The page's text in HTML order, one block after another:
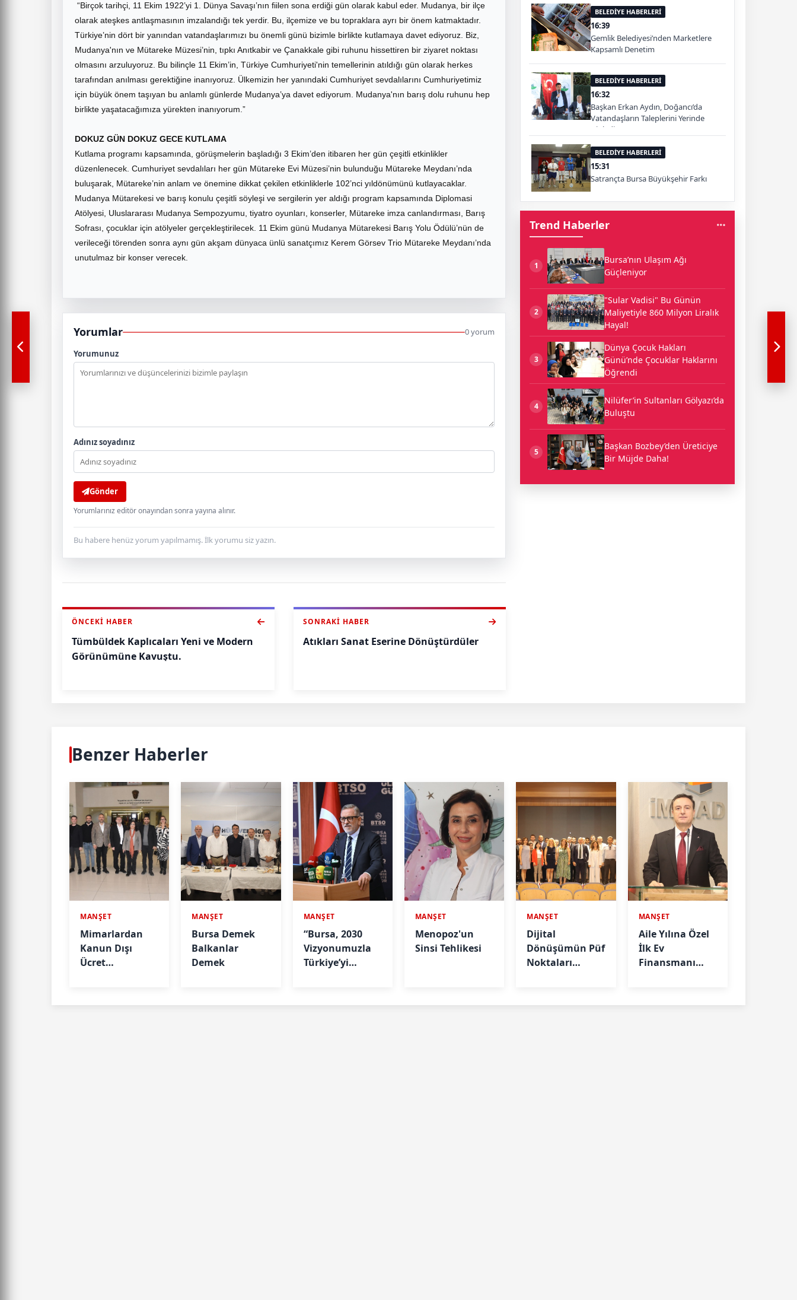
“Birçok tarihçi, 11 Ekim 1922’yi 1. Dünya Savaşı’nın fiilen sona erdiği gün olarak kabul eder. Mudanya, bir ilçe
olarak ateşkes antlaşmasının imzalandığı tek yerdir. Bu, ilçemize ve bu topraklara ayrı bir önem katmaktadır.
Türkiye’nin dört bir yanından vatandaşlarımızı bu önemli günü bizimle birlikte kutlamaya davet ediyoruz. Biz,
Mudanya'nın ve Mütareke Müzesi’nin, tıpkı Anıtkabir ve Çanakkale gibi ruhunu hissettiren bir ziyaret noktası
olmasını arzuluyoruz. Bu bilinçle 11 Ekim’in, Türkiye Cumhuriyeti'nin temellerinin atıldığı gün olarak herkes
tarafından anılması gerektiğine inanıyoruz. Ülkemizin her yanındaki Cumhuriyet sevdalılarını Cumhuriyetimiz
için büyük önem taşıyan bu anlamlı günlerde Mudanya’ya davet ediyorum. Mudanya'nın barış dolu ruhunu hep
birlikte yaşatacağımıza yürekten inanıyorum.”
DOKUZ GÜN DOKUZ GECE KUTLAMA
Kutlama programı kapsamında, görüşmelerin başladığı 3 Ekim’den itibaren her gün çeşitli etkinlikler
düzenlenecek. Cumhuriyet sevdalıları her gün Mütareke Evi Müzesi’nin bulunduğu Mütareke Meydanı’nda
buluşarak, Mütareke’nin anlam ve önemine dikkat çekilen etkinliklerle 102’nci yıldönümünü kutlayacaklar.
Mudanya Mütarekesi ve barış konulu çeşitli söyleşi ve sergilerin yer aldığı program kapsamında Diplomasi
Atölyesi, Uluslararası Mudanya Sempozyumu, tiyatro oyunları, konserler, Mütareke imza canlandırması, Barış
Sofrası, çocuklar için atölyeler gerçekleştirilecek. 11 Ekim günü Mudanya Mütarekesi Barış Yolu Ödülü’nün de
verileceği törenden sonra aynı gün akşam dünyaca ünlü sanatçımız Kerem Görsev Trio Mütareke Meydanı’nda
unutulmaz bir konser verecek.
Yorumlar 0 yorum
Yorumunuz
Adınız soyadınız
Gönder
Yorumlarınız editör onayından sonra yayına alınır.
Bu habere henüz yorum yapılmamış. İlk yorumu siz yazın.
ÖNCEKI HABER
Tümbüldek Kaplıcaları Yeni ve Modern
Görünümüne Kavuştu.
SONRAKI HABER
Atıkları Sanat Eserine Dönüştürdüler
BELEDİYE HABERLERİ
16:39
Gemlik Belediyesi’nden Marketlere
Kapsamlı Denetim
BELEDİYE HABERLERİ
16:32
Başkan Erkan Aydın, Doğancı’da
Vatandaşların Taleplerini Yerinde
Dinledi
BELEDİYE HABERLERİ
15:31
Satrançta Bursa Büyükşehir Farkı
Trend Haberler
1
Bursa’nın Ulaşım Ağı
Güçleniyor
2
"Sular Vadisi" Bu Günün
Maliyetiyle 860 Milyon Liralık
Hayal!
3
Dünya Çocuk Hakları
Günü’nde Çocuklar Haklarını
Öğrendi
4
Nilüfer’in Sultanları Gölyazı’da
Buluştu
5
Başkan Bozbey’den Üreticiye
Bir Müjde Daha!
Benzer Haberler
MANŞET
Mimarlardan
Kanun Dışı
Ücret
MANŞET
Bursa Demek
Balkanlar
Demek
MANŞET
“Bursa, 2030
Vizyonumuzla
Türkiye’yi
MANŞET
Menopoz'un
Sinsi Tehlikesi
MANŞET
Dijital
Dönüşümün Püf
Noktaları
MANŞET
Aile Yılına Özel
İlk Ev
Finansmanı